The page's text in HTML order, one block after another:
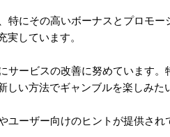
にその高いボーナスとプロモ
しています。
ービスの改善に努めています
い方法でギャンブルを楽しみた
ーザー向けのヒントが提供され